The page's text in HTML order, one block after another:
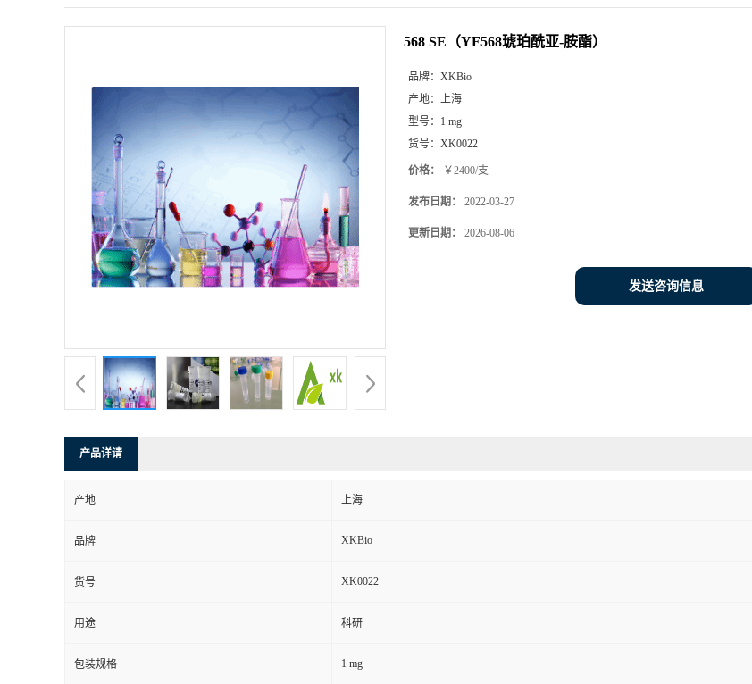
568 SE（YF568琥珀酰亚-胺酯）
品牌： XKBio
产地： 上海
型号： 1 mg
货号： XK0022
价格： ￥2400/支
发布日期： 2022-03-27
更新日期： 2026-08-06
发送咨询信息
产品详请
产地 上海
品牌 XKBio
货号 XK0022
用途 科研
包装规格 1 mg